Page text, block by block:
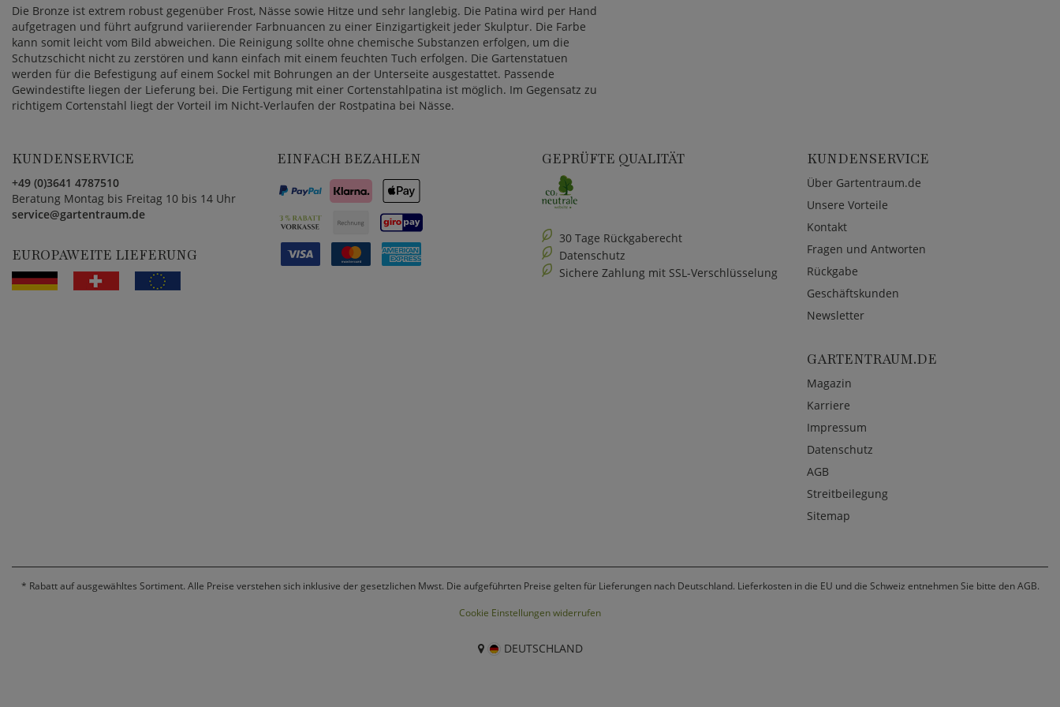
Die Bronze ist extrem robust gegenüber Frost, Nässe sowie Hitze und sehr langlebig. Die Patina wird per Hand
aufgetragen und führt aufgrund variierender Farbnuancen zu einer Einzigartigkeit jeder Skulptur. Die Farbe
kann somit leicht vom Bild abweichen. Die Reinigung sollte ohne chemische Substanzen erfolgen, um die
Schutzschicht nicht zu zerstören und kann einfach mit einem feuchten Tuch erfolgen. Die Gartenstatuen
werden für die Befestigung auf einem Sockel mit Bohrungen an der Unterseite ausgestattet. Passende
Gewindestifte liegen der Lieferung bei. Die Fertigung mit einer Cortenstahlpatina ist möglich. Im Gegensatz zu
richtigem Cortenstahl liegt der Vorteil im Nicht-Verlaufen der Rostpatina bei Nässe.
KUNDENSERVICE
+49 (0)3641 4787510
Beratung Montag bis Freitag 10 bis 14 Uhr
service@gartentraum.de
EUROPAWEITE LIEFERUNG
EINFACH BEZAHLEN GEPRÜFTE QUALITÄT
30 Tage Rückgaberecht
Datenschutz
Sichere Zahlung mit SSL-Verschlüsselung
KUNDENSERVICE
Über Gartentraum.de
Unsere Vorteile
Kontakt
Fragen und Antworten
Rückgabe
Geschäftskunden
Newsletter
GARTENTRAUM.DE
Magazin
Karriere
Impressum
Datenschutz
AGB
Streitbeilegung
Sitemap
* Rabatt auf ausgewähltes Sortiment. Alle Preise verstehen sich inklusive der gesetzlichen Mwst. Die aufgeführten Preise gelten für Lieferungen nach Deutschland. Lieferkosten in die EU und die Schweiz entnehmen Sie bitte den AGB.
Cookie Einstellungen widerrufen
DEUTSCHLAND